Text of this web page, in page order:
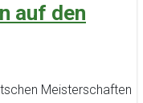
auf den